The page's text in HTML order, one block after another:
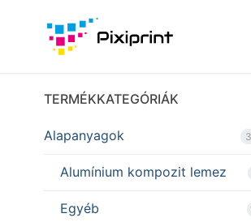
tartalomra
TERMÉKKATEGÓRIÁK
Alapanyagok
Alumínium kompozit lemez
Egyéb